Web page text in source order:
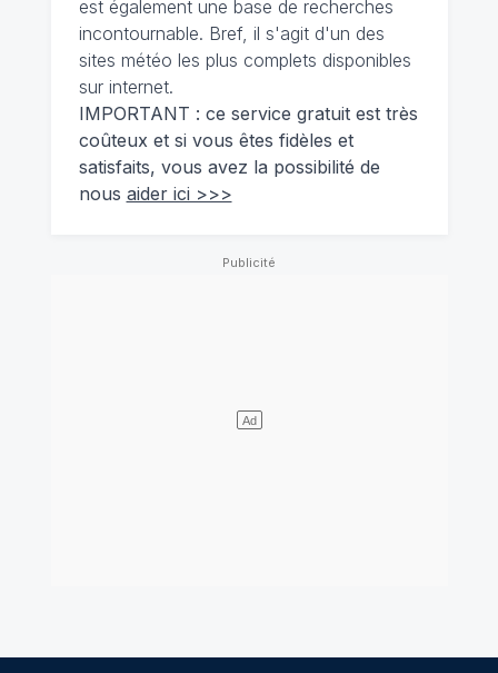
est également une base de recherches
incontournable. Bref, il s'agit d'un des
sites météo les plus complets disponibles
sur internet.
IMPORTANT : ce service gratuit est très
coûteux et si vous êtes fidèles et
satisfaits, vous avez la possibilité de
nous aider ici >>>